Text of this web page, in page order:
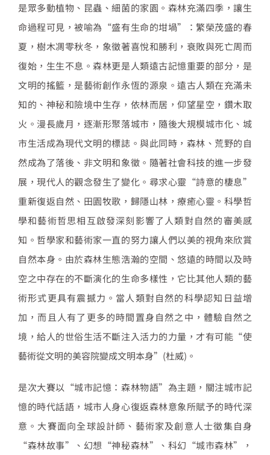
是眾多動植物、昆蟲、細菌的家園。森林充滿四季，讓生
命過程可見，被喻為“盛有生命的坩堝”：繁榮茂盛的春
夏，樹木凋零秋冬，象徵著喜悅和勝利，衰敗與死亡周而
復始，生生不息。森林更是人類遠古記憶重要的部分，是
文明的搖籃，是藝術創作永恆的源泉。遠古人類在充滿未
知的、神秘和險境中生存，依林而居，仰望星空，鑽木取
火。漫長歲月，逐漸形聚落城市，隨後大規模城市化、城
市生活成為現代文明的標誌。與此同時，森林、荒野的自
然成為了落後、非文明和象徵。隨著社會科技的進一步發
展，現代人的觀念發生了變化。尋求心靈“詩意的棲息”
重新復返自然、田園牧歌，歸隱山林，療癒心靈。科學哲
學和藝術哲思相互啟發深刻影響了人類對自然的審美感
知。哲學家和藝術家一直的努力讓人們以美的視角來欣賞
自然本身。由於森林生態浩瀚的空間、悠遠的時間以及時
空之中存在的不斷演化的生命多樣性，它比其他人類的藝
術形式更具有震撼力。當人類對自然的科學認知日益增
加，而且人有了更多的時間置身自然之中，體驗自然之
境，給人的世俗生活不斷注入活力的力量，才有可能“使
藝術從文明的美容院變成文明本身”(杜威)。
是次大賽以“城市記憶：森林物語”為主題，關注城市記
憶的時代話語，城市人身心復返森林意象所賦予的時代深
意。大賽面向全球設計師、藝術家及創意人士徵集自身
“森林故事”、幻想“神秘森林”、科幻“城市森林”，